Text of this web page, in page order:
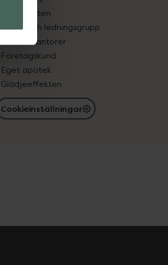
Samarbeten
Ägare och ledningsgrupp
För leverantörer
Företagskund
Eget apotek
Glädjeeffekten
Cookieinställningar